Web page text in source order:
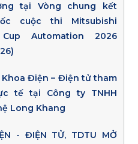
tại Vòng chung kết
cuộc thi Mitsubishi
Automation 2026
Khoa Điện – Điện tử tham
tế tại Công ty TNHH
Long Khang
- ĐIỆN TỬ, TDTU MỞ